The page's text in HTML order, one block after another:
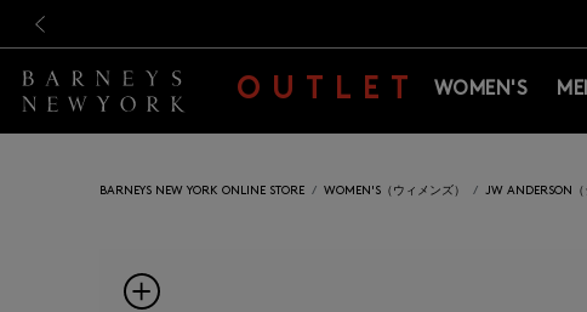
新規登録のお客様も対象！＜MY
新規登録のお客様も対象！＜MY
OUTLET WOMEN'S
BARNEYS NEW YORK ONLINE STORE WOMEN'S（ウィメンズ） JW ANDERSON